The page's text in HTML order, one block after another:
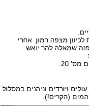
ברכב דרך כביש מס' 12 מאילת לכיוון מצפה רמון. אחרי
ישנו שלט שמפנה ‏שמאלה להר יואש.
20.‏
ויורדים וניהנים במסלול
(הקרים!).